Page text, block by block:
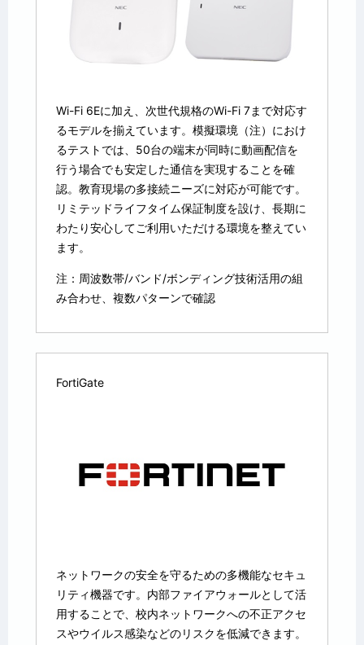
Wi-Fi 6Eに加え、次世代規格のWi-Fi 7まで対応す
るモデルを揃えています。模擬環境（注）におけ
るテストでは、50台の端末が同時に動画配信を
行う場合でも安定した通信を実現することを確
認。教育現場の多接続ニーズに対応が可能です。
リミテッドライフタイム保証制度を設け、長期に
わたり安心してご利用いただける環境を整えてい
ます。
注：周波数帯/バンド/ボンディング技術活用の組
み合わせ、複数パターンで確認
FortiGate
ネットワークの安全を守るための多機能なセキュ
リティ機器です。内部ファイアウォールとして活
用することで、校内ネットワークへの不正アクセ
スやウイルス感染などのリスクを低減できます。